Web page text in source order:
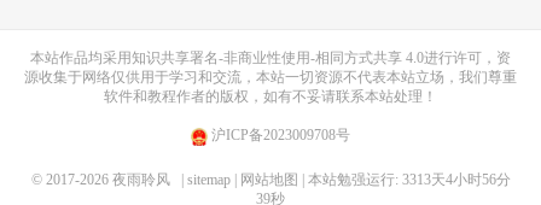
本站作品均采用知识共享署名-非商业性使用-相同方式共享 4.0进行许可，资
源收集于网络仅供用于学习和交流，本站一切资源不代表本站立场，我们尊重
软件和教程作者的版权，如有不妥请联系本站处理！
沪ICP备2023009708号
© 2017-2026 夜雨聆风 | sitemap | 网站地图 | 本站勉强运行: 3313天4小时56分
40秒